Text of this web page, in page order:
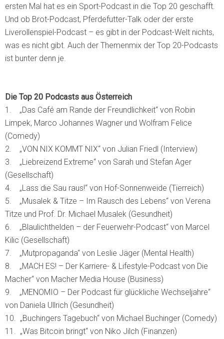
ersten Mal hat es ein Sport-Podcast in die Top 20 geschafft.
Und ob Brot-Podcast, Pferdefutter-Talk oder der erste
Liverollenspiel-Podcast – es gibt in der Podcast-Welt nichts,
was es nicht gibt. Auch der Themenmix der Top 20-Podcasts
ist bunter denn je.
Die Top 20 Podcasts aus Österreich
1. „Das Café am Rande der Freundlichkeit“ von Robin
Limpek, Marco Johannes Wagner und Wolfram Felice
(Comedy)
2. „VON NIX KOMMT NIX“ von Julian Friedl (Interview)
3. „Liebreizend Extreme“ von Sarah und Stefan Ager
(Gesellschaft)
4. „Lass die Sau raus!“ von Hof-Sonnenweide (Tierreich)
5. „Musalek & Titze – Im Rausch des Lebens“ von Verena
Titze und Prof. Dr. Michael Musalek (Gesundheit)
6. „Blaulichthelden – der Feuerwehr-Podcast“ von Marcel
Kilic (Gesellschaft)
7. „Mutpropaganda“ von Leslie Jäger (Mental Health)
8. „MACH ES! – Der Karriere- & Lifestyle-Podcast von Die
Macher“ von Macher Media House (Business)
9. „MENOMIO – Der Podcast für glückliche Wechseljahre“
von Daniela Ullrich (Gesundheit)
10. „Buchingers Tagebuch“ von Michael Buchinger (Comedy)
11. „Was Bitcoin bringt“ von Niko Jilch (Finanzen)